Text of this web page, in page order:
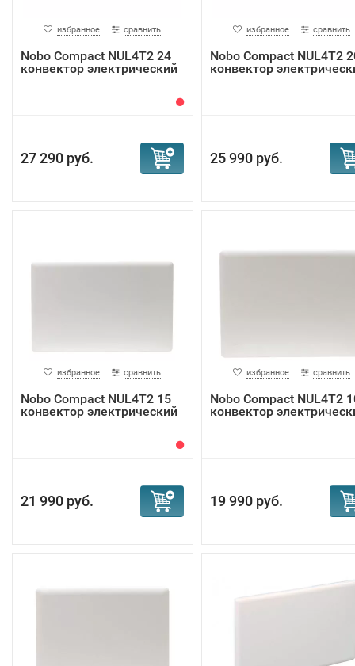
избранное сравнить
Nobo Compact NUL4T2 24
конвектор электрический
27 290 руб.
избранное сравнить
Nobo Compact NUL4T2
конвектор
25 990 руб.
избранное сравнить
Nobo Compact NUL4T2 15
конвектор электрический
21 990 руб.
избранное сравнить
Nobo Compact NUL4T2
конвектор
19 990 руб.